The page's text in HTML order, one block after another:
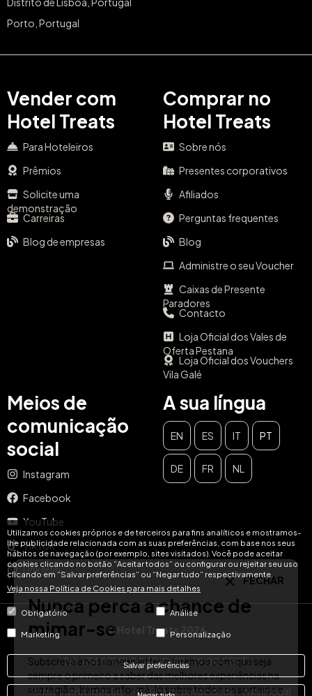
Utilizamos cookies próprios e de terceiros para fins analíticos e mostramos-
lhe publicidade relacionada com as suas preferências, com base nos seus
hábitos de navegação (por exemplo, sites visitados). Você pode aceitar
cookies clicando no botão “Aceitar todos” ou configurar ou rejeitar seu uso
clicando em “Salvar preferências” ou “Negar tudo” respectivamente.
Veja nossa Política de Cookies para mais detalhes
Obrigatório Análise
Marketing Personalização
Salvar preferências
Porto, Portugal
Vender com
Hotel Treats
Para Hoteleiros
Prêmios
Solicite uma
demonstração
Carreiras
Blog de empresas
Comprar no
Hotel Treats
Sobre nós
Presentes corporativos
Afiliados
Perguntas frequentes
Blog
Administre o seu Voucher
Caixas de Presente
Paradores
Contacto
Loja Oficial dos Vales de
Oferta Pestana
Loja Oficial dos Vouchers
Vila Galé
Meios de
comunicação
social
Instagram
Facebook
YouTube
TikTok
LinkedIn
A sua língua
EN ES IT PT
DE FR NL
© Hotel Treats 2026
Tel: +34 871 51 00 40 (9:00 - 19:00 CEST)
Termos de utilização Política de privacidade Aviso legal
FECHAR
Nunca perca a chance de
mimar-se
Subscreva a nossa newsletter e faremos com que seja
sempre o primeiro a saber das melhores experiências na
sua região. Iremos informá-lo sobre todos os sorteios e
promoções exclusivas para os nossos assinantes!
Email
SUBSCREVER